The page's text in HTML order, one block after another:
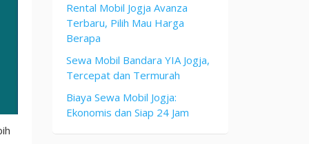
Rental Mobil Jogja Avanza
Terbaru, Pilih Mau Harga
Berapa
Sewa Mobil Bandara YIA Jogja,
Tercepat dan Termurah
Biaya Sewa Mobil Jogja:
Ekonomis dan Siap 24 Jam